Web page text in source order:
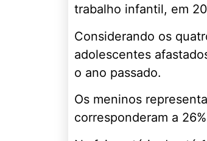
trabalho infantil, em
Considerando os
adolescentes
o ano passado.
Os meninos
corresponderam a